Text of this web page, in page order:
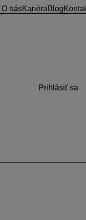
O násKariéra Blog
Prihlásiť sa